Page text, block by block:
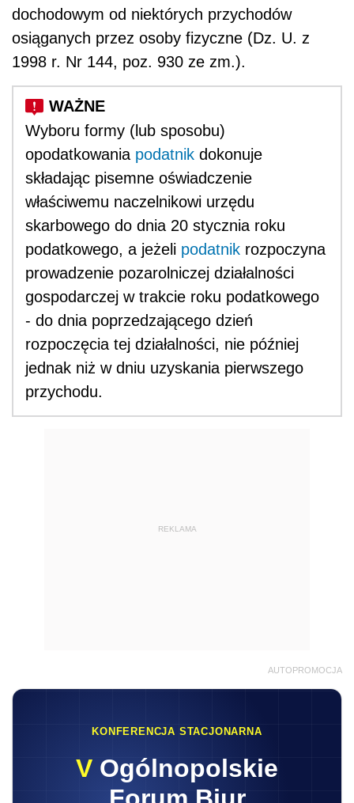
dochodowym od niektórych przychodów
osiąganych przez osoby fizyczne (Dz. U. z
1998 r. Nr 144, poz. 930 ze zm.).
Wyboru formy (lub sposobu)
opodatkowania podatnik dokonuje
składając pisemne oświadczenie
właściwemu naczelnikowi urzędu
skarbowego do dnia 20 stycznia roku
podatkowego, a jeżeli podatnik rozpoczyna
prowadzenie pozarolniczej działalności
gospodarczej w trakcie roku podatkowego
- do dnia poprzedzającego dzień
rozpoczęcia tej działalności, nie później
jednak niż w dniu uzyskania pierwszego
przychodu.
REKLAMA
AUTOPROMOCJA
KONFERENCJA STACJONARNA
V Ogólnopolskie